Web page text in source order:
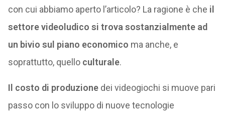
con cui abbiamo aperto l’articolo? La ragione è che il
settore videoludico si trova sostanzialmente ad
un bivio sul piano economico ma anche, e
soprattutto, quello culturale.
Il costo di produzionedei videogiochi si muove pari
passo con lo sviluppo di nuove tecnologie